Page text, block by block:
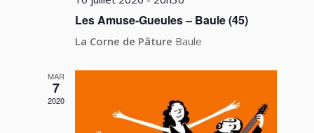
Les Amuse-Gueules – Baule (45)
La Corne de Pâture Baule
MAR
7
2020